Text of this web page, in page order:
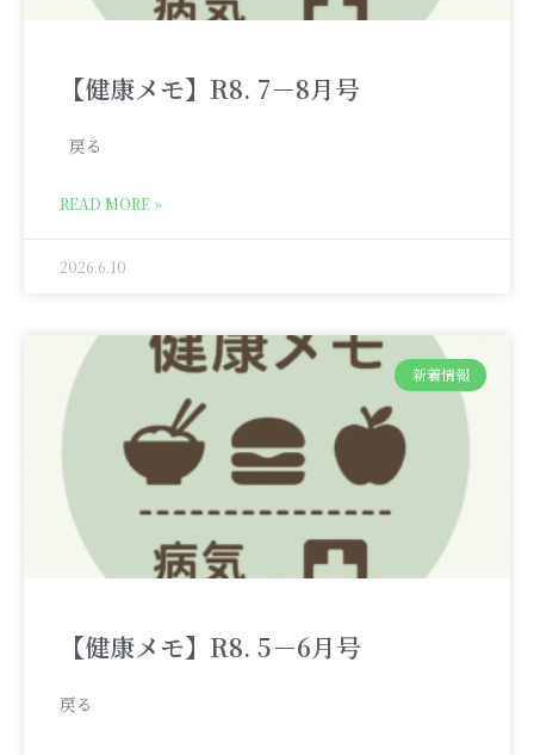
【健康メモ】R8. 7－8月号
戻る
READ MORE »
2026.6.10
新着情報
【健康メモ】R8. 5－6月号
戻る